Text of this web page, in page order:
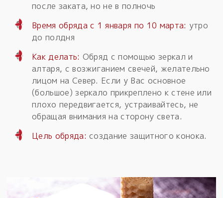
после заката, но не в полночь
Время обряда с 1 января по 10 марта: утро
до полдня
Как делать: Обряд с помощью зеркал и
алтаря, с возжиганием свечей, желательно
лицом на Север. Если у Вас основное
(большое) зеркало прикреплено к стене или
плохо передвигается, устраивайтесь, не
обращая внимания на сторону света.
Цель обряда:создание защитного конока.